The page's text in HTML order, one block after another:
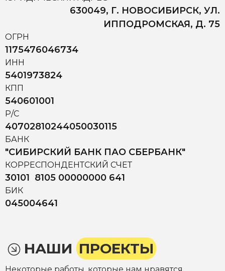
630049, Г. НОВОСИБИРСК, УЛ.
ИППОДРОМСКАЯ, Д. 75
ОГРН
1175476046734
ИНН
5401973824
КПП
540601001
Р/С
40702810244050030115
БАНК
"СИБИРСКИЙ БАНК ПАО СБЕРБАНК"
КОРРЕСПОНДЕНТСКИЙ СЧЕТ
30101 8105 00000000 641
БИК
045004641
НАШИ ПРОЕКТЫ